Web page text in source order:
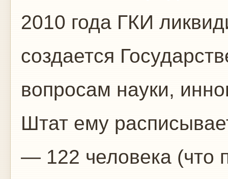
2010 года ГКИ
создается
вопросам науки,
Штат ему
— 122 человека (что